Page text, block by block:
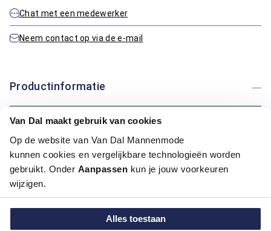
Van Dal maakt gebruik van cookies
Op de website van Van Dal Mannenmode
kunnen cookies en vergelijkbare technologieën worden
gebruikt. Onder Aanpassen kun je jouw voorkeuren
wijzigen.
Alles toestaan
Chat met een medewerker
Neem contact op via de e-mail
Productinformatie
Artikelnummer
1015687-41
Maatinformatie
Over Bartlett